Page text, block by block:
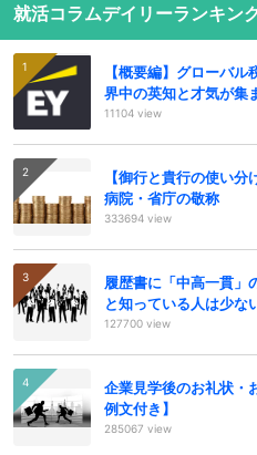
就活コラムデイリーランキン
【概要編】グローバ
界中の英知と才気が集
11104 view
【御行と貴行の使い
病院・省庁の敬称
333694 view
履歴書に「中高一貫」
と知っている人は少な
127700 view
企業見学後のお礼状・
例文付き】
285067 view